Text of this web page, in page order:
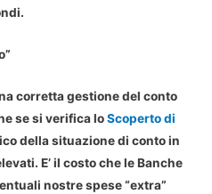
corretta gestione del conto
se si verifica loScoperto di
della situazione di conto in
E’ il costo che le Banche
nostre spese “extra”